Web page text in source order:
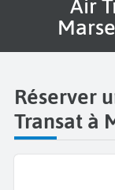
Air Transat à l'aéroport
Réserver
Transat à